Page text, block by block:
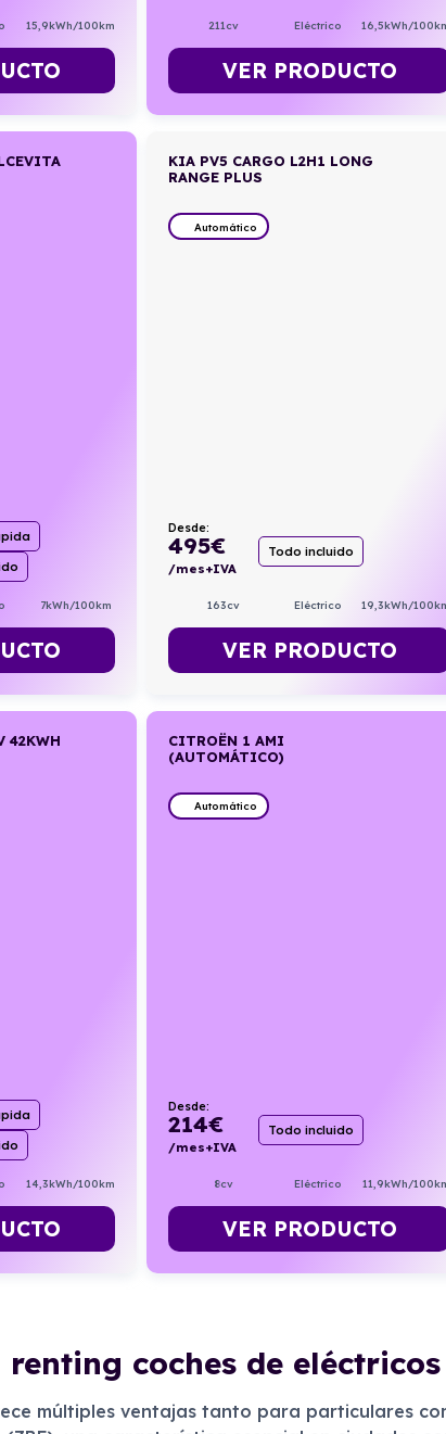
15,9kWh/100km 211cv Eléctrico 16,5kWh/
VER PRODUCTO
7kWh/100km
KIA PV5 CARGO L2H1 LONG
RANGE PLUS
Automático
Desde:
495€
/mes+IVA
Todo incluido
163cv Eléctrico 19,3kWh/
VER PRODUCTO
42KWH
14,3kWh/100km
CITROËN 1 AMI
(AUTOMÁTICO)
Automático
Desde:
214€
/mes+IVA
Todo incluido
8cv Eléctrico 11,9kWh/
VER PRODUCTO
coches de
múltiples ventajas tanto para particulares